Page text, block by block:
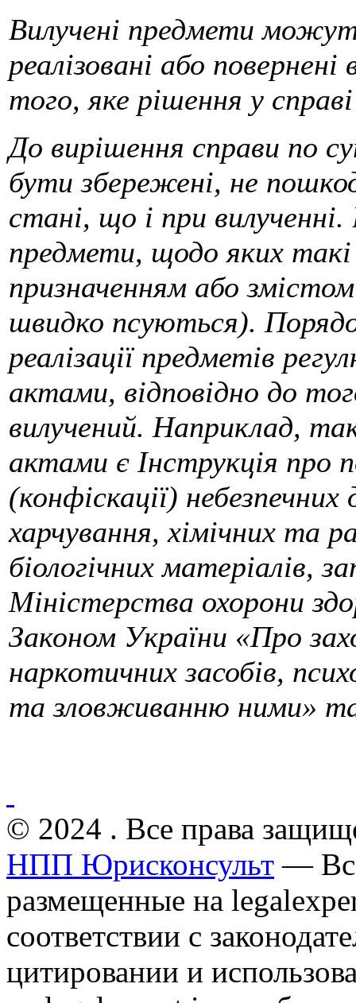
Вилучені предмети
реалізовані або
того, яке рішення у
До вирішення справи по
бути збережені, не
стані, що і при
предмети, щодо яких
призначенням або
швидко псуються).
реалізації предметів
актами, відповідно до
вилучений. Наприклад,
актами є Інструкція про
(конфіскації)
харчування, хімічних та
біологічних матеріалів,
Міністерства охорони
Законом України «Про
наркотичних засобів,
та зловживанню ними»
© 2024 . Все права
НПП Юрисконсульт —
размещенные на
соответствии с
цитировании и